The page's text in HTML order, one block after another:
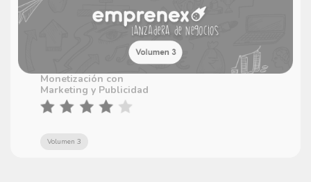
Monetización con
Marketing y Publicidad
Volumen 3